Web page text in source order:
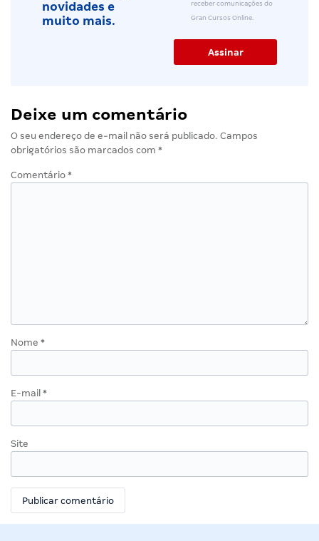
novidades e
muito mais.
receber comunicações do
Gran Cursos Online.
Deixe um comentário
O seu endereço de e-mail não será publicado. Campos
obrigatórios são marcados com *
Comentário *
Nome *
E-mail *
Site